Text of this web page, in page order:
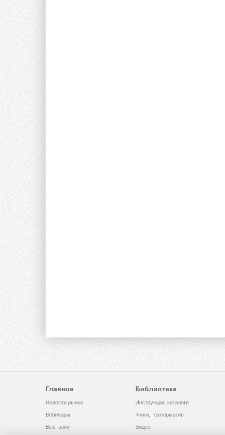
Главное
Новости рынка
Вебинары
Выставки
Библиотека
Инструкции, каталоги
Книги, технорматив
Видео